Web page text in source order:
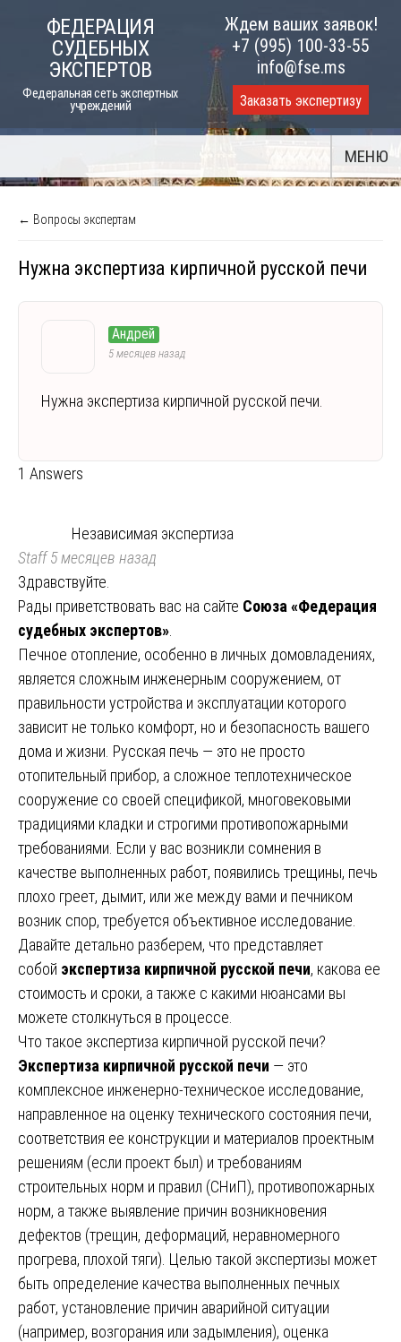
ФЕДЕРАЦИЯ
СУДЕБНЫХ
ЭКСПЕРТОВ
Федеральная сеть экспертных
учреждений
Ждем ваших заявок!
+7 (995) 100-33-55
info@fse.ms
Заказать экспертизу
МЕНЮ
← Вопросы экспертам
Нужна экспертиза кирпичной русской печи
Андрей
5 месяцев назад
Нужна экспертиза кирпичной русской печи.
1 Answers
Независимая экспертиза
Staff5 месяцев назад
Здравствуйте.
Рады приветствовать вас на сайте Союза «Федерация
судебных экспертов»
Печное отопление, особенно в личных домовладениях,
является сложным инженерным сооружением, от
правильности устройства и эксплуатации которого
зависит не только комфорт, но и безопасность вашего
дома и жизни. Русская печь — это не просто
отопительный прибор, а сложное теплотехническое
сооружение со своей спецификой, многовековыми
традициями кладки и строгими противопожарными
требованиями. Если у вас возникли сомнения в
качестве выполненных работ, появились трещины, печь
плохо греет, дымит, или же между вами и печником
возник спор, требуется объективное исследование.
Давайте детально разберем, что представляет
собой экспертиза кирпичной русской печи, какова ее
стоимость и сроки, а также с какими нюансами вы
можете столкнуться в процессе.
Что такое экспертиза кирпичной русской печи?
Экспертиза кирпичной русской печи — это
комплексное инженерно-техническое исследование,
направленное на оценку технического состояния печи,
соответствия ее конструкции и материалов проектным
решениям (если проект был) и требованиям
строительных норм и правил (СНиП), противопожарных
норм, а также выявление причин возникновения
дефектов (трещин, деформаций, неравномерного
прогрева, плохой тяги). Целью такой экспертизы может
быть определение качества выполненных печных
работ, установление причин аварийной ситуации
(например, возгорания или задымления), оценка